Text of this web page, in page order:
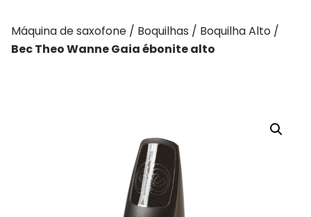
Máquina de saxofone / Boquilhas / Boquilha Alto /
Bec Theo Wanne Gaia ébonite alto